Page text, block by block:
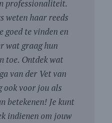
professionaliteit.
weten haar reeds
goed te vinden en
wat graag hun
toe. Ontdek wat
van der Vet van
ook voor jou als
betekenen! Je kunt
indienen om jouw